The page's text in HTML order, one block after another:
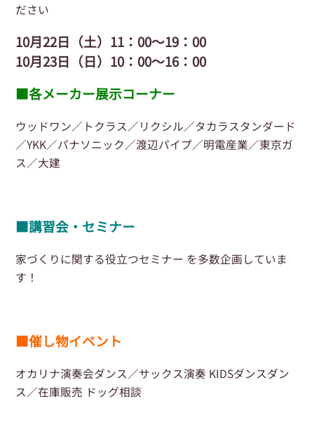
ださい
10月22日（土）11：00～19：00
10月23日（日）10：00～16：00
■各メーカー展示コーナー
ウッドワン／トクラス／リクシル／タカラスタンダード
／YKK／パナソニック／渡辺パイプ／明電産業／東京ガ
ス／大建
■講習会・セミナー
家づくりに関する役立つセミナー を多数企画していま
す！
■催し物イベント
オカリナ演奏会ダンス／サックス演奏 KIDSダンスダン
ス／在庫販売 ドッグ相談